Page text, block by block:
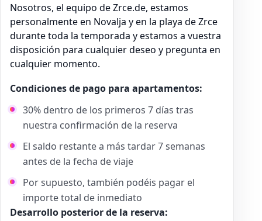
Nosotros, el equipo de Zrce.de, estamos
personalmente en Novalja y en la playa de Zrce
durante toda la temporada y estamos a vuestra
disposición para cualquier deseo y pregunta en
cualquier momento.
Condiciones de pago para apartamentos:
30% dentro de los primeros 7 días tras
nuestra confirmación de la reserva
El saldo restante a más tardar 7 semanas
antes de la fecha de viaje
Por supuesto, también podéis pagar el
importe total de inmediato
Desarrollo posterior de la reserva: